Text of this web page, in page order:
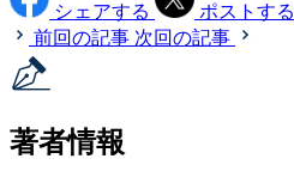
シェアする
ポストする
前回の記事 次回の記事
著者情報